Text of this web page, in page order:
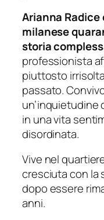
Arianna
milanese
storia
professionista
piuttosto
passato.
in una vita
disordinata.
Vive nel
cresciuta con la
dopo essere
anni.